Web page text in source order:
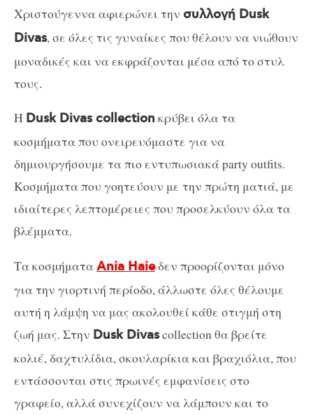
Χριστούγεννα αφιερώνει την συλλογή Dusk
Divas, σε όλες τις γυναίκες που θέλουν να νιώθουν
μοναδικές και να εκφράζονται μέσα από το στυλ
τους.
Η Dusk Divas collectionκρύβει όλα τα
κοσμήματα που ονειρευόμαστε για να
δημιουργήσουμε τα πιο εντυπωσιακά party outfits.
Κοσμήματα που γοητεύουν με την πρώτη ματιά, με
ιδιαίτερες λεπτομέρειες που προσελκύουν όλα τα
βλέμματα.
Τα κοσμήματαAnia Haieδεν προορίζονται μόνο
για την γιορτινή περίοδο, άλλωστε όλες θέλουμε
αυτή η λάμψη να μας ακολουθεί κάθε στιγμή στη
ζωή μας. Στην Dusk Divascollection θα βρείτε
κολιέ, δαχτυλίδια, σκουλαρίκια και βραχιόλια, που
εντάσσονται στις πρωινές εμφανίσεις στο
γραφείο, αλλά συνεχίζουν να λάμπουν και το